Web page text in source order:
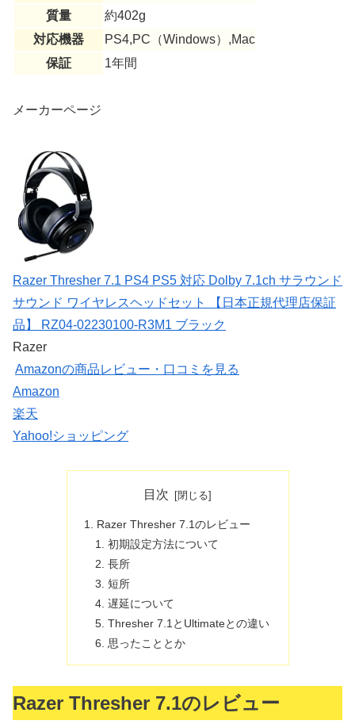
質量
約402g
対応機器
PS4,PC（Windows）,Mac
保証
1年間
メーカーページ
Razer Thresher 7.1 PS4 PS5 対応 Dolby 7.1ch サラウンド
サウンド ワイヤレスヘッドセット 【日本正規代理店保証
品】 RZ04-02230100-R3M1 ブラック
Razer
Amazonの商品レビュー・口コミを見る
Amazon
楽天
Yahoo!ショッピング
目次
Razer Thresher 7.1のレビュー
初期設定方法について
長所
短所
遅延について
Thresher 7.1とUltimateとの違い
思ったこととか
Razer Thresher 7.1のレビュー